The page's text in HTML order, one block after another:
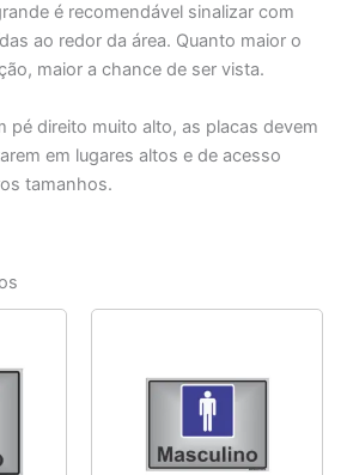
é recomendável sinalizar com
ao redor da área. Quanto maior o
maior a chance de ser vista.
pé direito muito alto, as placas devem
em lugares altos e de acesso
tamanhos.